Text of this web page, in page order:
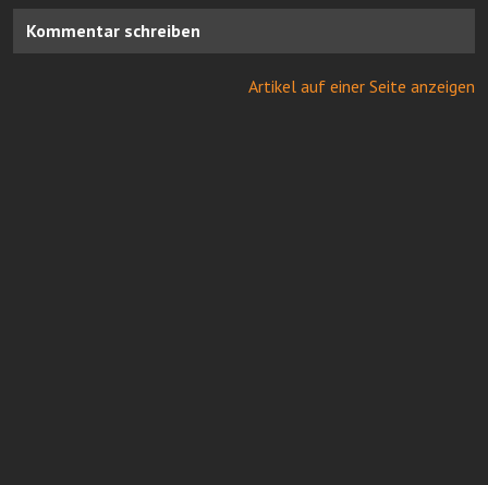
Kommentar schreiben
Artikel auf einer Seite anzeigen